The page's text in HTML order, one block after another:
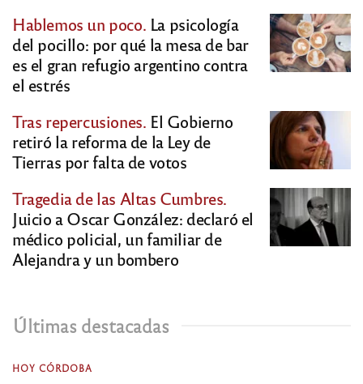
Hablemos un poco. La psicología
del pocillo: por qué la mesa de bar
es el gran refugio argentino contra
el estrés
Tras repercusiones. El Gobierno
retiró la reforma de la Ley de
Tierras por falta de votos
Tragedia de las Altas Cumbres.
Juicio a Oscar González: declaró el
médico policial, un familiar de
Alejandra y un bombero
Últimas destacadas
HOY CÓRDOBA